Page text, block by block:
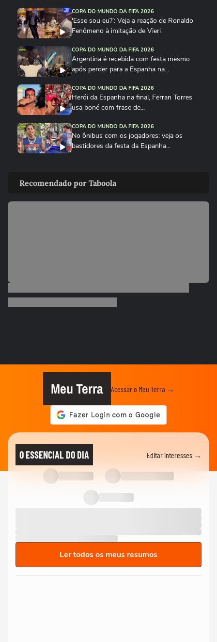
COPA DO MUNDO DA FIFA 2026
'Esse sou eu?’: Veja a reação de Ronaldo
Fenômeno à imitação de Vieri
COPA DO MUNDO DA FIFA 2026
Argentina é recebida com festa mesmo
após perder para a Espanha na...
COPA DO MUNDO DA FIFA 2026
Herói da Espanha na final, Ferran Torres
usa boné com frase de...
COPA DO MUNDO DA FIFA 2026
No ônibus com os jogadores: veja os
bastidores da festa da Espanha...
música viral criada por...
COPA DO MUNDO DA FIFA 2026
e 'lustra' taça da Copa...
‘Somos os reis do mundo’: seleção da
COPA DO MUNDO DA FIFA 2026
Lamine Yamal manda recado a Paredes
após agressão a Gavi na final...
COPA DO MUNDO DA FIFA 2026
Adolescente morre após fonte desabar
durante comemoração do título...
COPA DO MUNDO DA FIFA 2026
Torcedores argentinos entram em
confronto com a PM no RJ após...
Recomendado por Taboola
Meu Terra Acessar o Meu Terra →
O ESSENCIAL DO DIA Editar interesses →
Ler todos os meus resumos